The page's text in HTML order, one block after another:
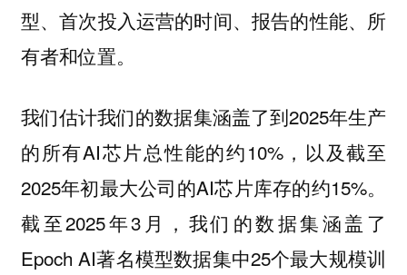
型、首次投入运营的时间、报告的性能、所
有者和位置。
我们估计我们的数据集涵盖了到2025年生产
的所有AI芯片总性能的约10%，以及截至
2025年初最大公司的AI芯片库存的约15%。
截至2025年3月，我们的数据集涵盖了
Epoch AI著名模型数据集中25个最大规模训